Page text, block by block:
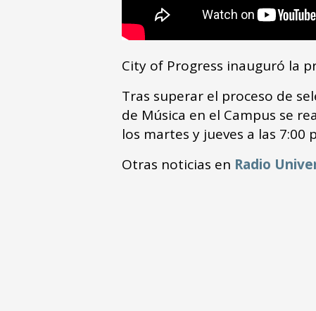
City of Progress inauguró la
Tras superar el proceso de
de Música en el Campus se
los martes y jueves a las 7:00
Otras noticias en Radio